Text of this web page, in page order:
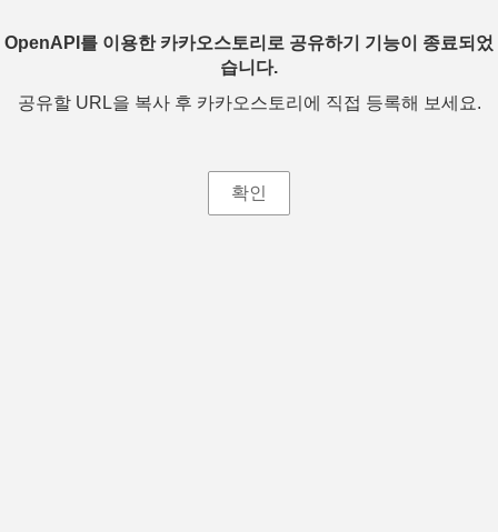
OpenAPI를 이용한 카카오스토리로 공유하기 기능이 종료되었
습니다.
공유할 URL을 복사 후 카카오스토리에 직접 등록해 보세요.
확인